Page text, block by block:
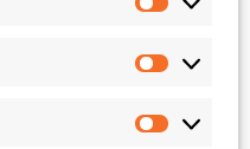
Vorlieben
Marketing